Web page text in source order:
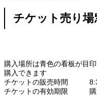
チケット売り場
購入場所は青色の看板が目
購入できます
チケットの販売時間
チケットの有効期限 購